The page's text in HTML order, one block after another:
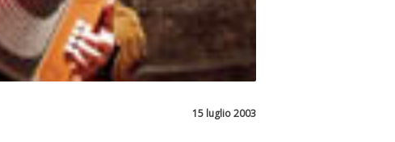
15 luglio 2003